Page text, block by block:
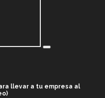
llevar a tu empresa al